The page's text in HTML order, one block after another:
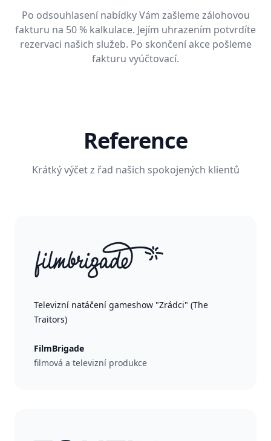
Po odsouhlasení nabídky Vám zašleme zálohovou
fakturu na 50 % kalkulace. Jejím uhrazením potvrdíte
rezervaci našich služeb. Po skončení akce pošleme
fakturu vyúčtovací.
Reference
Krátký výčet z řad našich spokojených klientů
Televizní natáčení gameshow "Zrádci" (The
Traitors)
FilmBrigade
filmová a televizní produkce